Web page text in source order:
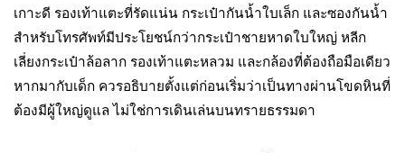
เกาะดี รองเท้าแตะที่รัดแน่น กระเป๋ากันน้ำใบเล็ก และซองกันน้ำ
สำหรับโทรศัพท์มีประโยชน์กว่ากระเป๋าชายหาดใบใหญ่ หลีก
เลี่ยงกระเป๋าล้อลาก รองเท้าแตะหลวม และกล้องที่ต้องถือมือเดียว
หากมากับเด็ก ควรอธิบายตั้งแต่ก่อนเริ่มว่าเป็นทางผ่านโขดหินที่
ต้องมีผู้ใหญ่ดูแล ไม่ใช่การเดินเล่นบนทรายธรรมดา